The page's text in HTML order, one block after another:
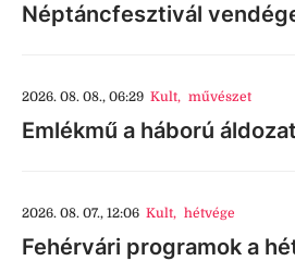
Néptáncfesztivál
2026. 08. 08., 06:29 Kult, művészet
Emlékmű a háború
2026. 08. 07., 12:06 Kult, hétvége
Fehérvári programok a